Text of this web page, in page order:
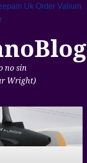
Uk Order Valium
no sin
Wright)